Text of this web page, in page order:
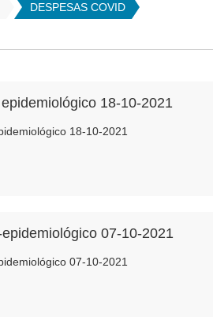
DESPESAS COVID
18-10-2021
18-10-2021
07-10-2021
07-10-2021